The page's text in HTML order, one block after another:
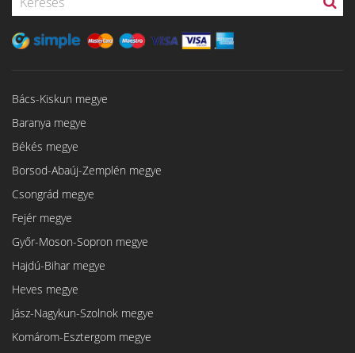
Bács-Kiskun megye
Baranya megye
Békés megye
Borsod-Abaúj-Zemplén megye
Csongrád megye
Fejér megye
Győr-Moson-Sopron megye
Hajdú-Bihar megye
Heves megye
Jász-Nagykun-Szolnok megye
Komárom-Esztergom megye